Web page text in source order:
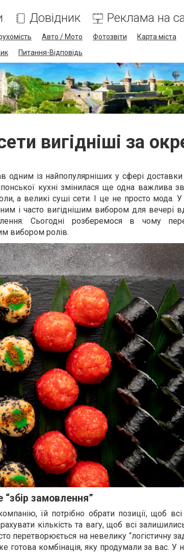
Довідник Реклама на
Авто / Мото Фотозвіти Карта міста
Питання-Відповідь
вигідніші за
одним із найпопулярніших у сфері доставки
кухні змінилася ще одна важлива
а великі суші сети. І це не просто мода. У
і часто вигіднішим вибором для вечері
Сьогодні розберемося в чому
вибором ролів.
замовлення”
їй потрібно обрати позиції, щоб
кількість та вагу, щоб всі
перетворюється на невелику “логістичну
готова комбінація, яку продумали за вас. У